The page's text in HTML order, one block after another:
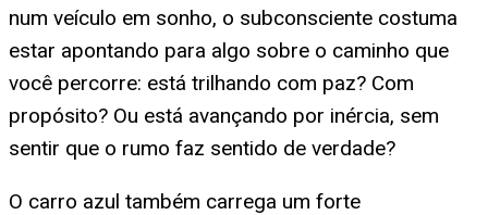
num veículo em sonho, o subconsciente costuma
estar apontando para algo sobre o caminho que
você percorre: está trilhando com paz? Com
propósito? Ou está avançando por inércia, sem
sentir que o rumo faz sentido de verdade?
O carro azul também carrega um forte